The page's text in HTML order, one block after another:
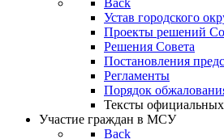
Back
Устав городского
Проекты решений
Решения Совета
Постановления
Регламенты
Порядок
Тексты
Участие граждан в МСУ
Back